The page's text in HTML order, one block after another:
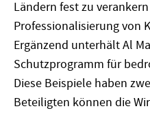
Ländern fest zu
Professionalisierung von
Ergänzend unterhält Al
Schutzprogramm für
Diese Beispiele haben
Beteiligten können die